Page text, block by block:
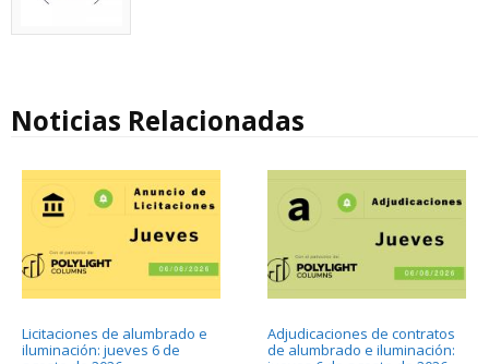
Noticias Relacionadas
Licitaciones de alumbrado e
iluminación: jueves 6 de
Adjudicaciones de contratos
de alumbrado e iluminación: